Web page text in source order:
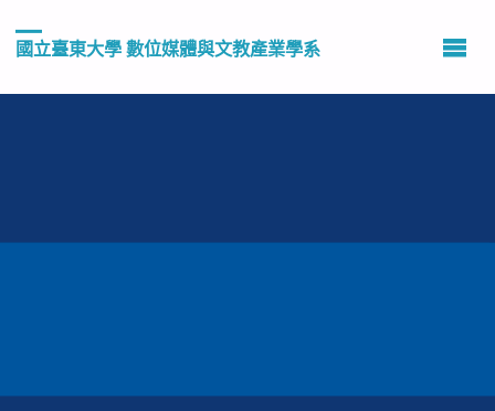
國立臺東大學 數位媒體與文教產業學系